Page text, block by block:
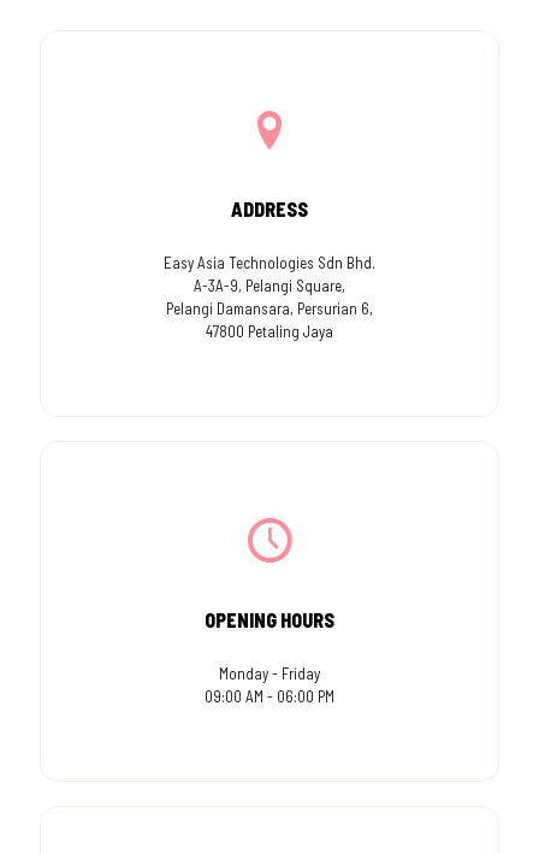
ADDRESS
Easy Asia Technologies Sdn Bhd.
A-3A-9, Pelangi Square,
Pelangi Damansara, Persurian 6,
47800 Petaling Jaya
OPENING HOURS
Monday - Friday
09:00 AM - 06:00 PM